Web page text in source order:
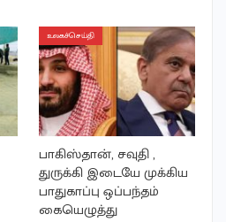
உலகச்செய்தி
பாகிஸ்தான், சவுதி ,
துருக்கி இடையே முக்கிய
பாதுகாப்பு ஒப்பந்தம்
கையெழுத்து